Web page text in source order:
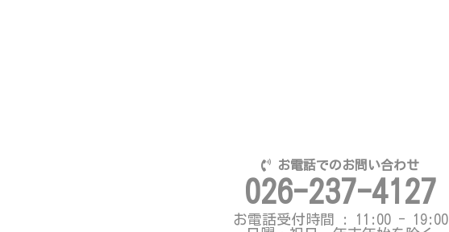
お電話でのお問い合わせ
026-237-4127
お電話受付時間 : 11:00 - 19:00